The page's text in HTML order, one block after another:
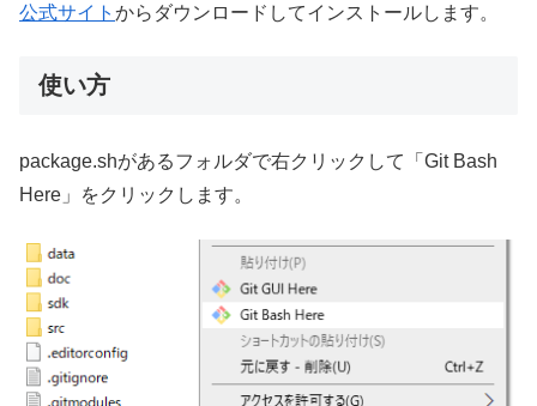
公式サイト からダウンロードしてインストールします。
使い方
package.shがあるフォルダで右クリックして「Git Bash
Here」をクリックします。